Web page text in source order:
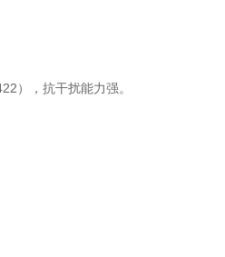
），抗干扰能力强。